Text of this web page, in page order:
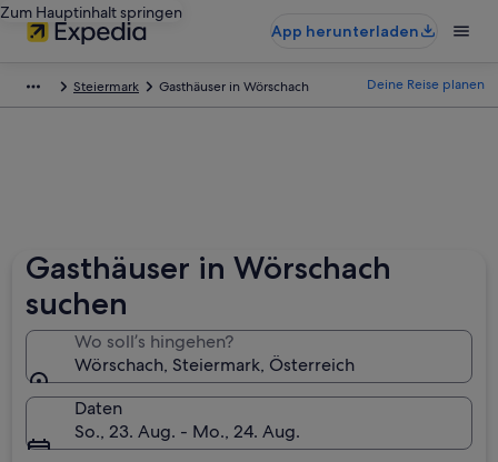
Zum Hauptinhalt springen
App herunterladen
Steiermark Gasthäuser in Wörschach Deine Reise planen
Gasthäuser in Wörschach
suchen
Wo soll’s hingehen?
Wörschach, Steiermark, Österreich
Daten
So., 23. Aug. - Mo., 24. Aug.